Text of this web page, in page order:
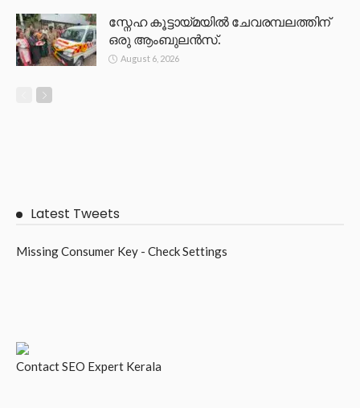
സ്നേഹ കൂട്ടായ്മയിൽ ചേവരമ്പലത്തിന്
ഒരു ആംബുലൻസ്.
August 6, 2026
Latest Tweets
Missing Consumer Key - Check Settings
ContactSEO Expert Kerala